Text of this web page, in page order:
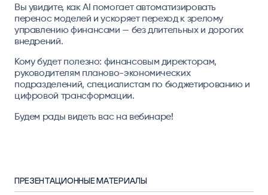
Вы увидите, как AI помогает автоматизировать
перенос моделей и ускоряет переход к зрелому
управлению финансами — без длительных и дорогих
внедрений.
Кому будет полезно: финансовым директорам,
руководителям планово-экономических
подразделений, специалистам по бюджетированию и
цифровой трансформации.
Будем рады видеть вас на вебинаре!
ПРЕЗЕНТАЦИОННЫЕ МАТЕРИАЛЫ